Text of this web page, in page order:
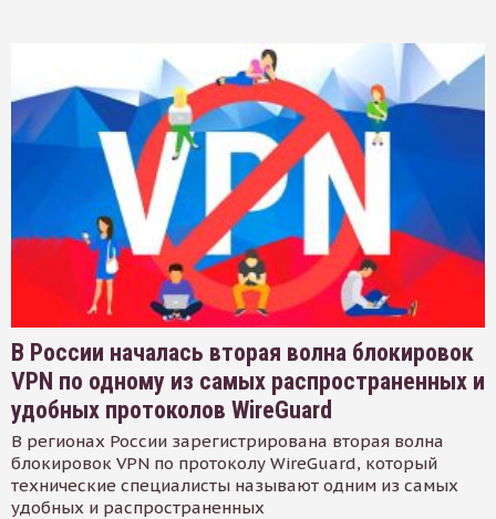
В России началась вторая волна блокировок
VPN по одному из самых распространенных и
удобных протоколов WireGuard
В регионах России зарегистрирована вторая волна
блокировок VPN по протоколу WireGuard, который
технические специалисты называют одним из самых
удобных и распространенных